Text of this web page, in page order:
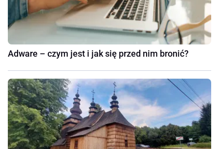
Adware – czym jest i jak się przed nim bronić?